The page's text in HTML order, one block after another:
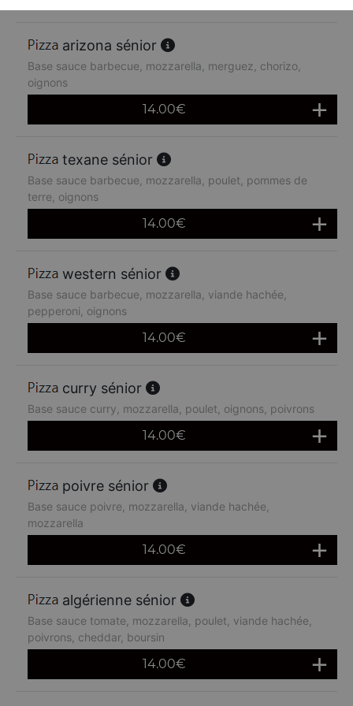
arizona sénior
Base sauce barbecue, mozzarella, merguez, chorizo,
oignons
14.00€
texane sénior
Base sauce barbecue, mozzarella, poulet, pommes de
terre, oignons
14.00€
western sénior
Base sauce barbecue, mozzarella, viande hachée,
pepperoni, oignons
14.00€
curry sénior
Base sauce curry, mozzarella, poulet, oignons, poivrons
14.00€
poivre sénior
Base sauce poivre, mozzarella, viande hachée,
mozzarella
14.00€
algérienne sénior
Base sauce tomate, mozzarella, poulet, viande hachée,
poivrons, cheddar, boursin
14.00€